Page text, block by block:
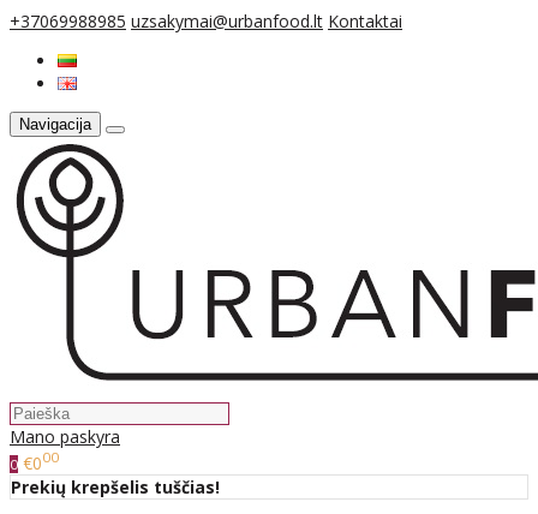
+37069988985 uzsakymai@urbanfood.lt Kontaktai
Navigacija
Mano paskyra
0 €000
Prekių krepšelis tuščias!